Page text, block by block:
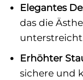
Elegantes
das die
Erhöhter
sichere und